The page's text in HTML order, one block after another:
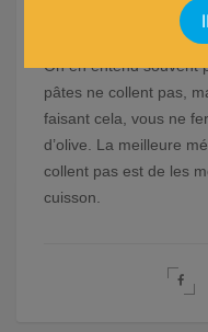
On en entend souvent
pâtes ne collent pas,
faisant cela, vous ne
d’olive. La meilleure
collent pas est de les
cuisson.